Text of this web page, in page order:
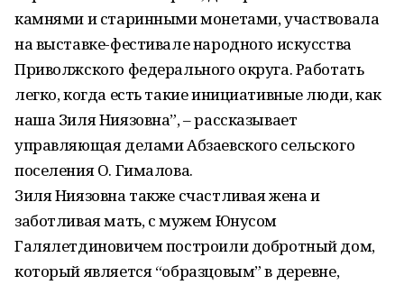
камнями и старинными монетами, участвовала
на выставке-фестивале народного искусства
Приволжского федерального округа. Работать
легко, когда есть такие инициативные люди, как
наша Зиля Ниязовна”, – рассказывает
управляющая делами Абзаевского сельского
поселения О. Гималова.
Зиля Ниязовна также счастливая жена и
заботливая мать, с мужем Юнусом
Галялетдиновичем построили добротный дом,
который является “образцовым” в деревне,